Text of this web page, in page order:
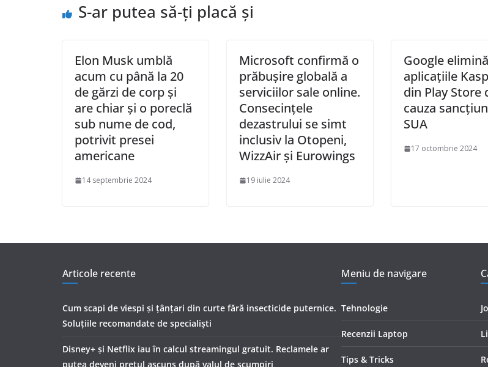
S-ar putea să-ți placă și
Elon Musk umblă
acum cu până la 20
de gărzi de corp și
are chiar și o poreclă
sub nume de cod,
potrivit presei
americane
14 septembrie 2024
Microsoft confirmă o
prăbușire globală a
serviciilor sale online.
Consecințele
dezastrului se simt
inclusiv la Otopeni,
WizzAir și Eurowings
19 iulie 2024
Google elimină
aplicațiile
din Play Store
cauza
SUA
17 octombrie 2024
Articole recente
Cum scapi de viespi și țânțari din curte fără insecticide puternice.
Soluțiile recomandate de specialiști
Disney+ și Netflix iau în calcul streamingul gratuit. Reclamele ar
putea deveni prețul ascuns după valul de scumpiri
Meniu de navigare
Tehnologie
Recenzii Laptop
Tips & Tricks